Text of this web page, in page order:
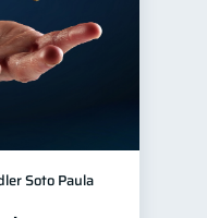
Soto Paula